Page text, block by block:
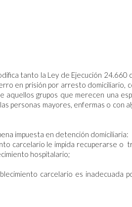
tanto la Ley de Ejecución 24.660
en prisión por arresto domiciliario,
grupos que merecen una
personas mayores, enfermas o con
impuesta en detención domiciliaria:
carcelario le impida recuperarse o
hospitalario;
carcelario es inadecuada